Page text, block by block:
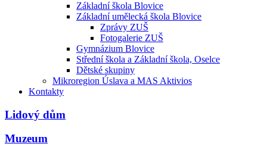
Základní škola Blovice
Základní umělecká škola Blovice
Zprávy ZUŠ
Fotogalerie ZUŠ
Gymnázium Blovice
Střední škola a Základní škola, Oselce
Dětské skupiny
Mikroregion Úslava a MAS Aktivios
Kontakty
Lidový dům
Muzeum